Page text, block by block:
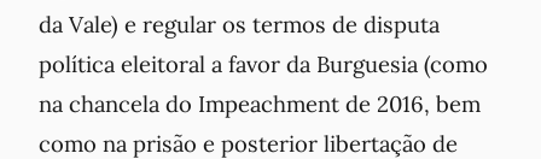
da Vale) e regular os termos de disputa
política eleitoral a favor da Burguesia (como
na chancela do Impeachment de 2016, bem
como na prisão e posterior libertação de